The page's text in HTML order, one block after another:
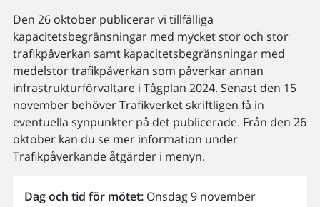
Den 26 oktober publicerar vi tillfälliga
kapacitetsbegränsningar med mycket stor och stor
trafikpåverkan samt kapacitetsbegränsningar med
medelstor trafikpåverkan som påverkar annan
infrastrukturförvaltare i Tågplan 2024. Senast den 15
november behöver Trafikverket skriftligen få in
eventuella synpunkter på det publicerade. Från den 26
oktober kan du se mer information under
Trafikpåverkande åtgärder i menyn.
Dag och tid för mötet:Onsdag 9 november